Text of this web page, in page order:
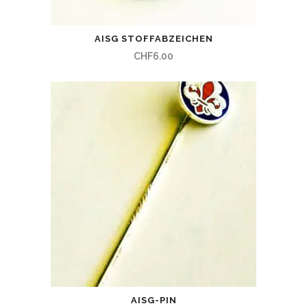
AISG STOFFABZEICHEN
CHF6.00
AISG-PIN